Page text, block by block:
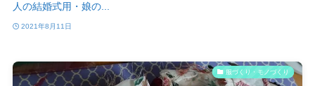
人の結婚式用・娘の...
2021年8月11日
服づくり・モノづくり